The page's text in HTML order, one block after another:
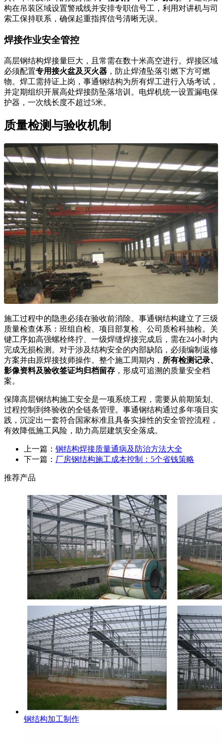
构在吊装区域设置警戒线并安排专职信号工，利用对讲机与司
索工保持联系，确保起重指挥信号清晰无误。
焊接作业安全管控
高层钢结构焊接量巨大，且常需在数十米高空进行。焊接区域
必须配置专用接火盆及灭火器 ，防止焊渣坠落引燃下方可燃
物。焊工需持证上岗，事通钢结构为所有焊工进行入场考试，
并定期组织开展高处焊接防坠落培训。电焊机统一设置漏电保
护器，一次线长度不超过5米。
质量检测与验收机制
施工过程中的隐患必须在验收前消除。事通钢结构建立了三级
质量检查体系：班组自检、项目部复检、公司质检科抽检。关
键工序如高强螺栓终拧、一级焊缝焊接完成后，需在24小时内
完成无损检测。对于涉及结构安全的内部缺陷，必须编制返修
方案并由原焊接技师操作。整个施工周期内， 所有检测记录、
影像资料及验收签证均归档留存 ，形成可追溯的质量安全档
案。
保障高层钢结构施工安全是一项系统工程，需要从前期策划、
过程控制到终验收的全链条管理。事通钢结构通过多年项目实
践，沉淀出一套符合国家标准且具备实操性的安全管控流程，
有效降低施工风险，助力高层建筑安全落成。
上一篇： 钢结构焊接质量通病及防治方法大全
下一篇： 厂房钢结构施工成本控制：5个省钱策略
推荐产品
钢结构加工制作